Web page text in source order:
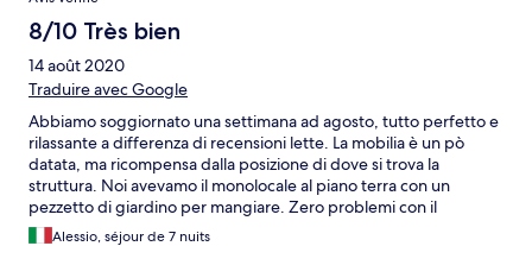
8/10 Très bien
14 août 2020
Traduire avec Google
Abbiamo soggiornato una settimana ad agosto, tutto perfetto e
rilassante a differenza di recensioni lette. La mobilia è un pò
datata, ma ricompensa dalla posizione di dove si trova la
struttura. Noi avevamo il monolocale al piano terra con un
pezzetto di giardino per mangiare. Zero problemi con il
parcheggio. Consiglio il piano terra se volete stare in un
ambiente più fresco, altrimenti ogni unità è dotata di aria
Alessio, séjour de 7 nuits